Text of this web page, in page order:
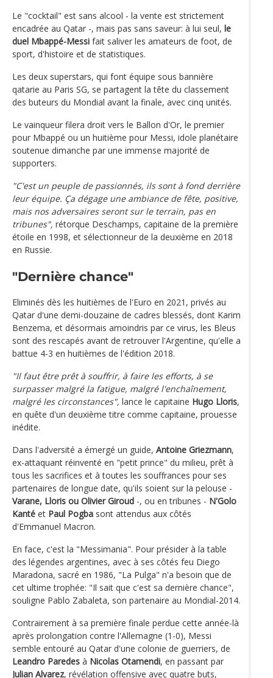
Le "cocktail" est sans alcool - la vente est strictement
encadrée au Qatar -, mais pas sans saveur: à lui seul, le
duel Mbappé-Messi fait saliver les amateurs de foot, de
sport, d'histoire et de statistiques.
Les deux superstars, qui font équipe sous bannière
qatarie au Paris SG, se partagent la tête du classement
des buteurs du Mondial avant la finale, avec cinq unités.
Le vainqueur filera droit vers le Ballon d'Or, le premier
pour Mbappé ou un huitième pour Messi, idole planétaire
soutenue dimanche par une immense majorité de
supporters.
"C'est un peuple de passionnés, ils sont à fond derrière
leur équipe. Ça dégage une ambiance de fête, positive,
mais nos adversaires seront sur le terrain, pas en
tribunes", rétorque Deschamps, capitaine de la première
étoile en 1998, et sélectionneur de la deuxième en 2018
en Russie.
"Dernière chance"
Eliminés dès les huitièmes de l'Euro en 2021, privés au
Qatar d'une demi-douzaine de cadres blessés, dont Karim
Benzema, et désormais amoindris par ce virus, les Bleus
sont des rescapés avant de retrouver l'Argentine, qu'elle a
battue 4-3 en huitièmes de l'édition 2018.
"Il faut être prêt à souffrir, à faire les efforts, à se
surpasser malgré la fatigue, malgré l'enchaînement,
malgré les circonstances", lance le capitaine Hugo Lloris,
en quête d'un deuxième titre comme capitaine, prouesse
inédite.
Dans l'adversité a émergé un guide, Antoine Griezmann,
ex-attaquant réinventé en "petit prince" du milieu, prêt à
tous les sacrifices et à toutes les souffrances pour ses
partenaires de longue date, qu'ils soient sur la pelouse -
Varane, Lloris ou Olivier Giroud -, ou en tribunes - N'Golo
Kanté et Paul Pogba sont attendus aux côtés
d'Emmanuel Macron.
En face, c'est la "Messimania". Pour présider à la table
des légendes argentines, avec à ses côtés feu Diego
Maradona, sacré en 1986, "La Pulga" n'a besoin que de
cet ultime trophée: "Il sait que c'est sa dernière chance",
souligne Pablo Zabaleta, son partenaire au Mondial-2014.
Contrairement à sa première finale perdue cette année-là
après prolongation contre l'Allemagne (1-0), Messi
semble entouré au Qatar d'une colonie de guerriers, de
Leandro Paredes à Nicolas Otamendi, en passant par
Julian Alvarez, révélation offensive avec quatre buts,